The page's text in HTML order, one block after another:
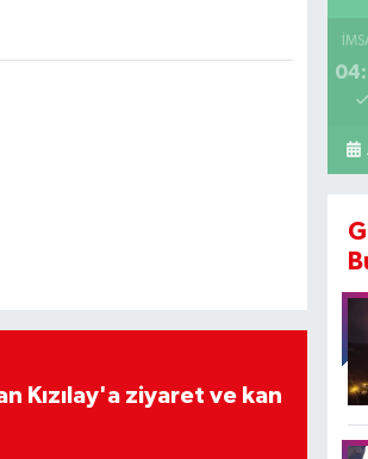
Kızılay'a ziyaret ve kan